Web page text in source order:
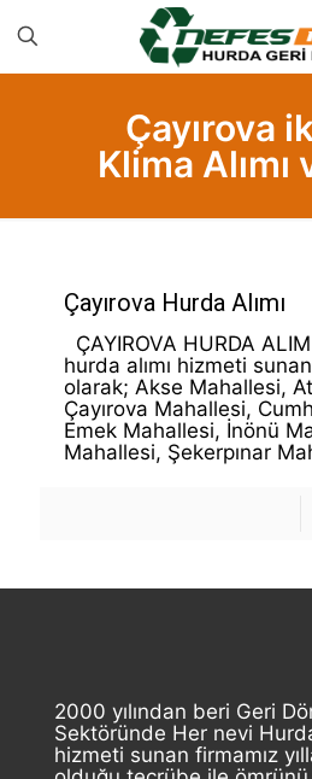
Çayırova
Klima Alımı
Çayırova Hurda Alımı
ÇAYIROVA HURDA
hurda alımı hizmeti sunan
olarak; Akse Mahallesi,
Çayırova Mahallesi,
Emek Mahallesi, İnönü
Mahallesi, Şekerpınar
2000 yılından beri Geri
Sektöründe Her nevi
hizmeti sunan firmamız